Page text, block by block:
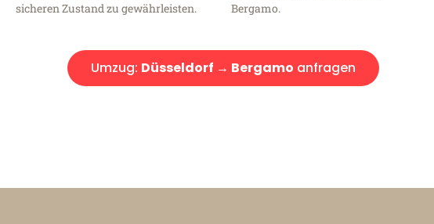
sicheren Zustand zu gewährleisten.
Bergamo.
Umzug: Düsseldorf → Bergamo anfragen